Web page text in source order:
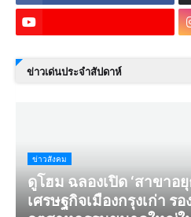
ข่าวเด่นประจำสัปดาห์
ข่าวสังคม
ดูโฮม ฉลองเปิด ‘สาขาอ
เศรษฐกิจเมืองกรุงเก่า ร